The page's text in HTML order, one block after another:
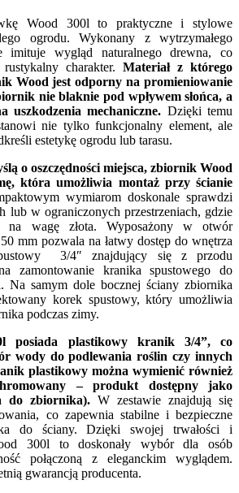
Wood 300l to praktyczne i stylowe
ogrodu. Wykonany z wytrzymałego
imituje wygląd naturalnego drewna, co
charakter. Materiał z którego
Wood jest odporny na promieniowanie
nie blaknie pod wpływem słońca, a
uszkodzenia mechaniczne. Dzięki temu
nie tylko funkcjonalny element, ale
estetykę ogrodu lub tarasu.
o oszczędności miejsca, zbiornik Wood
która umożliwia montaż przy ścianie
wymiarom doskonale sprawdzi
lub w ograniczonych przestrzeniach, gdzie
na wagę złota. Wyposażony w otwór
mm pozwala na łatwy dostęp do wnętrza
3/4″ znajdujący się z przodu
zamontowanie kranika spustowego do
Na samym dole bocznej ściany zbiornika
korek spustowy, który umożliwia
podczas zimy.
posiada plastikowy kranik 3/4”, co
wody do podlewania roślin czy innych
plastikowy można wymienić również
– produkt dostępny jako
do zbiornika). W zestawie znajdują się
co zapewnia stabilne i bezpieczne
do ściany. Dzięki swojej trwałości i
300l to doskonały wybór dla osób
połączoną z eleganckim wyglądem.
gwarancją producenta.